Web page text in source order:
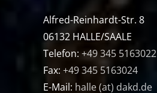
Alfred-Reinhardt-Str. 8
06132 HALLE/SAALE
Telefon: +49 345 5163022
Fax: +49 345 5163024
E-Mail: halle (at) dakd.de